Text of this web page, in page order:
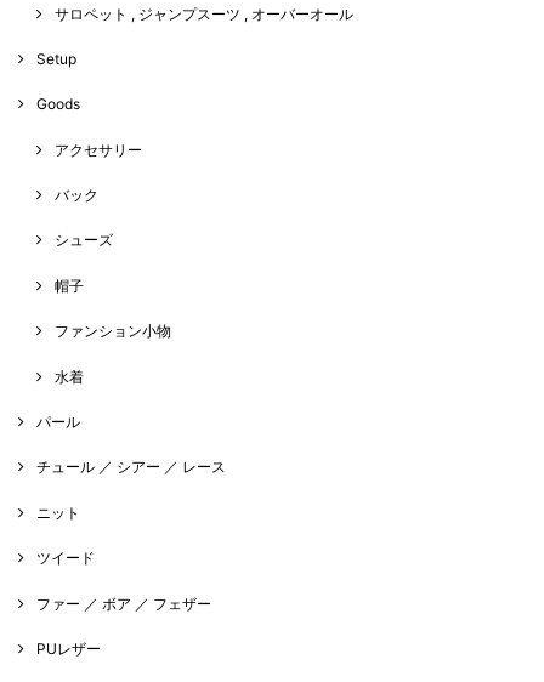
サロペット , ジャンプスーツ , オーバーオール
Setup
Goods
アクセサリー
バック
シューズ
帽子
ファンション小物
水着
パール
チュール ／ シアー ／ レース
ニット
ツイード
ファー ／ ボア ／ フェザー
PUレザー